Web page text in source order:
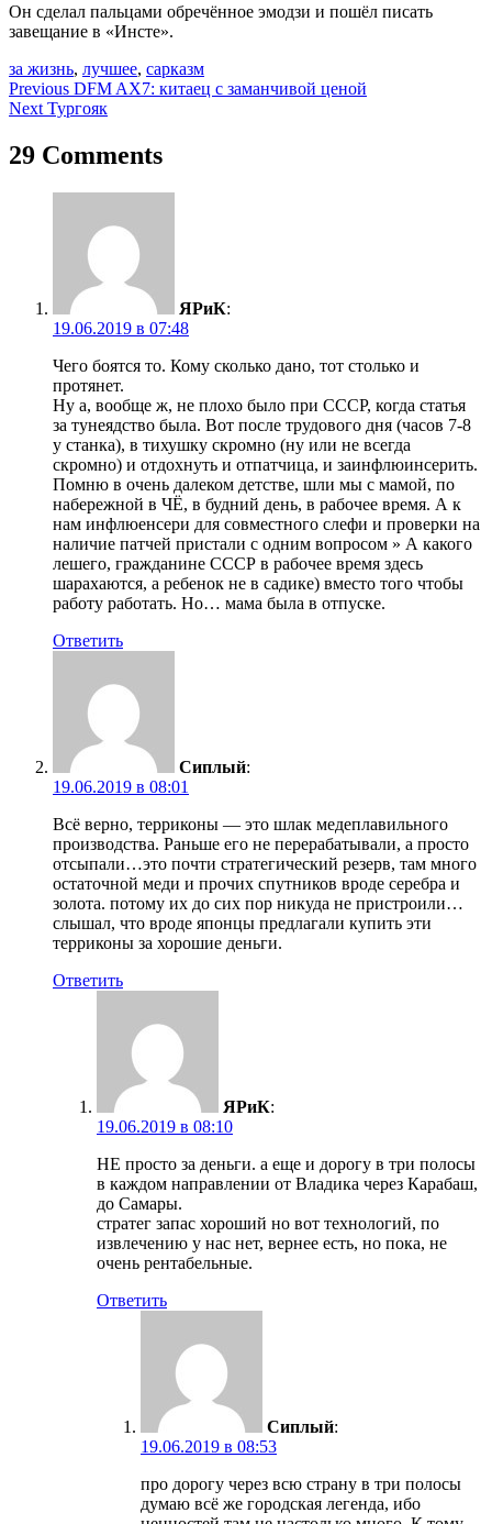
Он сделал пальцами обречённое эмодзи и пошёл писать
завещание в «Инсте».
за жизнь, лучшее, сарказм
Навигация
по
записям
Previous DFM AX7: китаец с заманчивой ценой
Next Тургояк
29 Comments
ЯРиК:
19.06.2019 в 07:48
Чего боятся то. Кому сколько дано, тот столько и
протянет.
Ну а, вообще ж, не плохо было при СССР, когда статья
за тунеядство была. Вот после трудового дня (часов 7-8
у станка), в тихушку скромно (ну или не всегда
скромно) и отдохнуть и отпатчица, и заинфлюинсерить.
Помню в очень далеком детстве, шли мы с мамой, по
набережной в ЧЁ, в будний день, в рабочее время. А к
нам инфлюенсери для совместного слефи и проверки на
наличие патчей пристали с одним вопросом » А какого
лешего, гражданине СССР в рабочее время здесь
шарахаются, а ребенок не в садике) вместо того чтобы
работу работать. Но… мама была в отпуске.
Ответить
Сиплый:
19.06.2019 в 08:01
Всё верно, терриконы — это шлак медеплавильного
производства. Раньше его не перерабатывали, а просто
отсыпали…это почти стратегический резерв, там много
остаточной меди и прочих спутников вроде серебра и
золота. потому их до сих пор никуда не пристроили…
слышал, что вроде японцы предлагали купить эти
терриконы за хорошие деньги.
Ответить
ЯРиК:
19.06.2019 в 08:10
НЕ просто за деньги. а еще и дорогу в три полосы
в каждом направлении от Владика через Карабаш,
до Самары.
стратег запас хороший но вот технологий, по
извлечению у нас нет, вернее есть, но пока, не
очень рентабельные.
Ответить
Сиплый:
19.06.2019 в 08:53
про дорогу через всю страну в три полосы
думаю всё же городская легенда, ибо